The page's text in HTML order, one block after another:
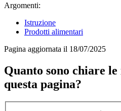
Argomenti:
Istruzione
Prodotti alimentari
Pagina aggiornata il 18/07/2025
Quanto sono chiare
questa pagina?